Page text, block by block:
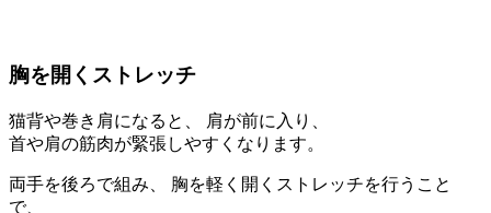
胸を開くストレッチ
猫背や巻き肩になると、 肩が前に入り、
首や肩の筋肉が緊張しやすくなります。
両手を後ろで組み、 胸を軽く開くストレッチを行うこと
で、